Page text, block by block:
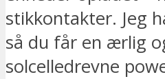
stikkontakter. Jeg
så du får en ærlig
solcelledrevne